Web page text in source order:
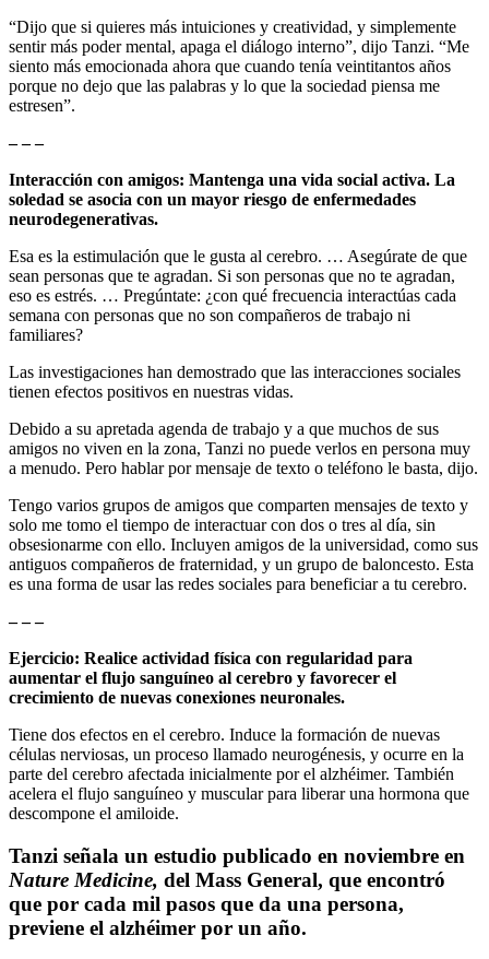
“Dijo que si quieres más intuiciones y creatividad, y simplemente
sentir más poder mental, apaga el diálogo interno”, dijo Tanzi. “Me
siento más emocionada ahora que cuando tenía veintitantos años
porque no dejo que las palabras y lo que la sociedad piensa me
estresen”.
– – –
Interacción con amigos: Mantenga una vida social activa. La
soledad se asocia con un mayor riesgo de enfermedades
neurodegenerativas.
Esa es la estimulación que le gusta al cerebro. … Asegúrate de que
sean personas que te agradan. Si son personas que no te agradan,
eso es estrés. … Pregúntate: ¿con qué frecuencia interactúas cada
semana con personas que no son compañeros de trabajo ni
familiares?
Las investigaciones han demostrado que las interacciones sociales
tienen efectos positivos en nuestras vidas.
Debido a su apretada agenda de trabajo y a que muchos de sus
amigos no viven en la zona, Tanzi no puede verlos en persona muy
a menudo. Pero hablar por mensaje de texto o teléfono le basta, dijo.
Tengo varios grupos de amigos que comparten mensajes de texto y
solo me tomo el tiempo de interactuar con dos o tres al día, sin
obsesionarme con ello. Incluyen amigos de la universidad, como sus
antiguos compañeros de fraternidad, y un grupo de baloncesto. Esta
es una forma de usar las redes sociales para beneficiar a tu cerebro.
– – –
Ejercicio: Realice actividad física con regularidad para
aumentar el flujo sanguíneo al cerebro y favorecer el
crecimiento de nuevas conexiones neuronales.
Tiene dos efectos en el cerebro. Induce la formación de nuevas
células nerviosas, un proceso llamado neurogénesis, y ocurre en la
parte del cerebro afectada inicialmente por el alzhéimer. También
acelera el flujo sanguíneo y muscular para liberar una hormona que
descompone el amiloide.
Tanzi señala un estudio publicado en noviembre en
Nature Medicine, del Mass General, que encontró
que por cada mil pasos que da una persona,
previene el alzhéimer por un año.